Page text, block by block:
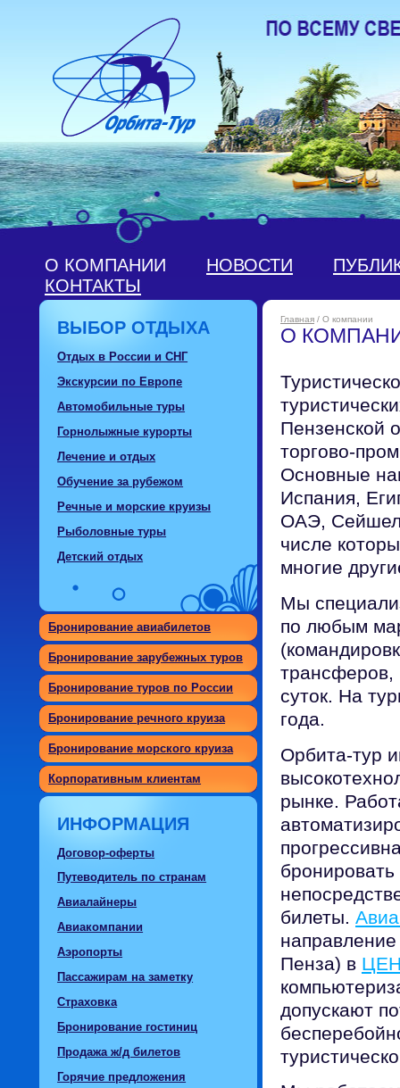
О КОМПАНИИ НОВОСТИ
КОНТАКТЫ
ВЫБОР ОТДЫХА
Отдых в России и СНГ
Экскурсии по Европе
Автомобильные туры
Горнолыжные курорты
Лечение и отдых
Обучение за рубежом
Речные и морские круизы
Рыболовные туры
Детский отдых
Бронирование авиабилетов
Бронирование зарубежных туров
Бронирование туров по России
Бронирование речного круиза
Бронирование морского круиза
Корпоративным клиентам
ИНФОРМАЦИЯ
Договор-оферты
Путеводитель по странам
Авиалайнеры
Авиакомпании
Аэропорты
Пассажирам на заметку
Страховка
Бронирование гостиниц
Продажа ж/д билетов
Горячие предложения
Главная / О компании
О
Пензенской
торгово-
Основные
Испания,
ОАЭ,
числе
многие
Мы
по любым
трансферов,
суток. На
года.
Орбита-тур
рынке.
билеты.
Пенза) в
допускают